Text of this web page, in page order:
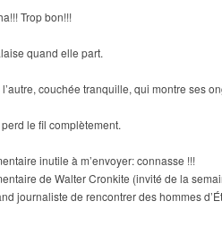
Trop bon!!!
quand elle part.
l’autre, couchée tranquille, qui montre ses
le fil complètement.
inutile à m’envoyer: connasse !!!
de Walter Cronkite (invité de la
journaliste de rencontrer des hommes